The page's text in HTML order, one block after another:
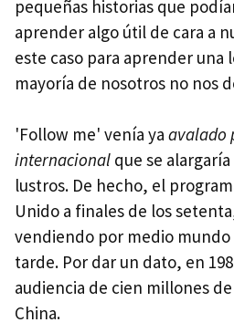
pequeñas historias que
aprender algo útil de cara a
este caso para aprender una
mayoría de nosotros no nos
'Follow me' venía ya avalado
internacional que se
lustros. De hecho, el
Unido a finales de los
vendiendo por medio mundo
tarde. Por dar un dato, en
audiencia de cien millones
China.